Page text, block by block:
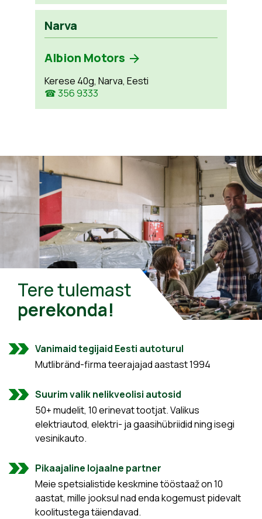
Narva
Albion Motors
Kerese 40g, Narva, Eesti
☎ 356 9333
Tere tulemast
perekonda!
Vanimaid tegijaid Eesti autoturul
Mutlibränd-firma teerajajad aastast 1994
Suurim valik nelikveolisi autosid
50+ mudelit, 10 erinevat tootjat. Valikus
elektriautod, elektri- ja gaasihübriidid ning isegi
vesinikauto.
Pikaajaline lojaalne partner
Meie spetsialistide keskmine tööstaaž on 10
aastat, mille jooksul nad enda kogemust pidevalt
koolitustega täiendavad.